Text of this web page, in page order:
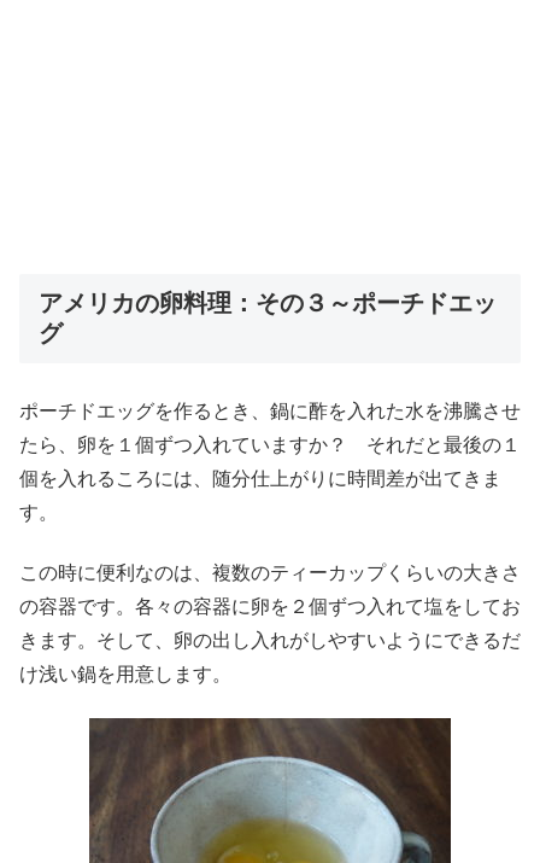
アメリカの卵料理：その３～ポーチドエッ
グ
ポーチドエッグを作るとき、鍋に酢を入れた水を沸騰させ
たら、卵を１個ずつ入れていますか？ それだと最後の１
個を入れるころには、随分仕上がりに時間差が出てきま
す。
この時に便利なのは、複数のティーカップくらいの大きさ
の容器です。各々の容器に卵を２個ずつ入れて塩をしてお
きます。そして、卵の出し入れがしやすいようにできるだ
け浅い鍋を用意します。